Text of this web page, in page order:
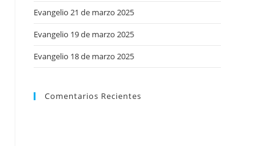
Evangelio 21 de marzo 2025
Evangelio 19 de marzo 2025
Evangelio 18 de marzo 2025
Comentarios Recientes